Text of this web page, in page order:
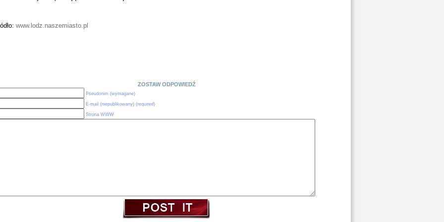
www.lodz.naszemiasto.pl
ZOSTAW ODPOWIEDŹ
Pseudonim (wymagane)
E-mail (niepublikowany) (required)
Strona WWW